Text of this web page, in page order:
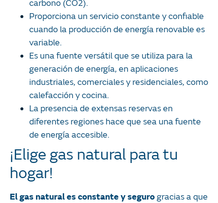
carbono (CO2).
Proporciona un servicio constante y confiable
cuando la producción de energía renovable es
variable.
Es una fuente versátil que se utiliza para la
generación de energía, en aplicaciones
industriales, comerciales y residenciales, como
calefacción y cocina.
La presencia de extensas reservas en
diferentes regiones hace que sea una fuente
de energía accesible.
¡Elige gas natural para tu
hogar!
El gas natural es constante y seguro gracias a que